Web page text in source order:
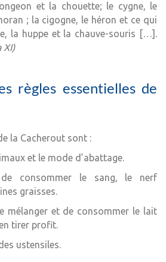
et la chouette; le cygne, le
; la cigogne, le héron et ce qui
la huppe et la chauve-souris […].
XI)
règles essentielles de
la Cacherout sont :
et le mode d’abattage.
de consommer le sang, le nerf
graisses.
mélanger et de consommer le lait
tirer profit.
ustensiles.